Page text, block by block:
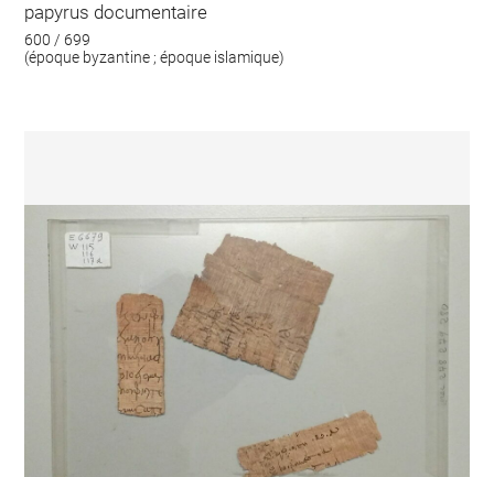
papyrus documentaire
600 / 699
(époque byzantine ; époque islamique)